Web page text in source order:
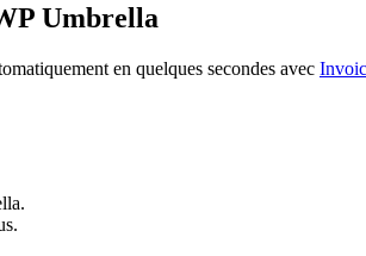
Umbrella
en quelques secondes avec